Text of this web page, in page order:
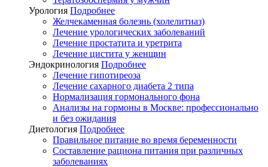
Урология Подробнее
Желчекаменная болезнь (холелитиаз)
Лечение урологических заболеваний
Лечение простатита и уретрита
Лечение цистита у женщин
Эндокринология Подробнее
Лечение гипотиреоза
Лечение сахарного диабета 2 типа
Нормализация гормонального фона
Анализы на гормоны в Москве: профессионально
и без ожидания
Диетология Подробнее
Правильное питание во время беременности
Составление рациона питания при различных
заболеваниях